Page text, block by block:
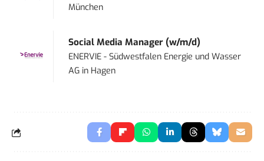
München
Social Media Manager (w/m/d)
ENERVIE - Südwestfalen Energie und Wasser
AG in Hagen